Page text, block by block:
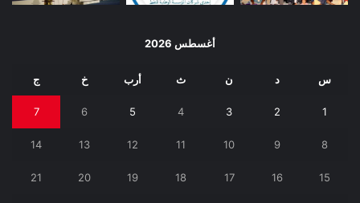
أغسطس 2026
س د ن ث أرب خ ج
1
2
3
4
5
6
7
8
9
10
11
12
13
14
15
16
17
18
19
20
21